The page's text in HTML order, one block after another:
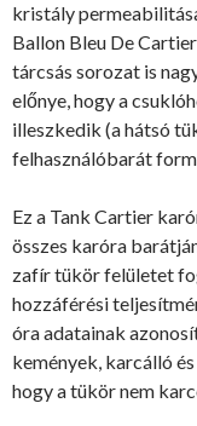
kristály
Ballon Bleu De
tárcsás sorozat is
előnye, hogy a
illeszkedik (a hátsó
felhasználóbarát
Ez a Tank Cartier
összes karóra
zafír tükör felületet
hozzáférési
óra adatainak
kemények, karcálló
hogy a tükör nem